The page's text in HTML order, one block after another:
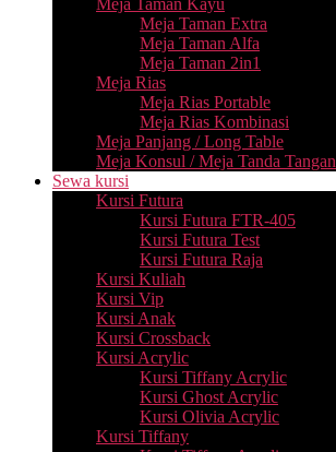
Meja Taman Kayu
Meja Taman Extra
Meja Taman Alfa
Meja Taman 2in1
Meja Rias
Meja Rias Portable
Meja Rias Kombinasi
Meja Panjang / Long Table
Meja Konsul / Meja Tanda Tangan
Sewa kursi
Kursi Futura
Kursi Futura FTR-405
Kursi Futura Test
Kursi Futura Raja
Kursi Kuliah
Kursi Vip
Kursi Anak
Kursi Crossback
Kursi Acrylic
Kursi Tiffany Acrylic
Kursi Ghost Acrylic
Kursi Olivia Acrylic
Kursi Tiffany